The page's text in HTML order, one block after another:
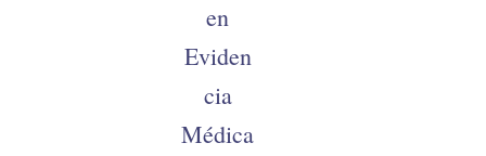
en
Eviden
cia
Médica